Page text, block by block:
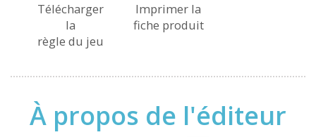
Télécharger
la
règle du jeu
Imprimer la
fiche produit
À propos de l'éditeur